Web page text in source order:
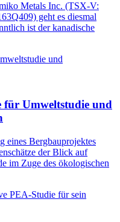
Metals Inc. (TSX-V:
geht es diesmal
ist der kanadische
Umweltstudie und
eines Bergbauprojektes
der Blick auf
im Zuge des ökologischen